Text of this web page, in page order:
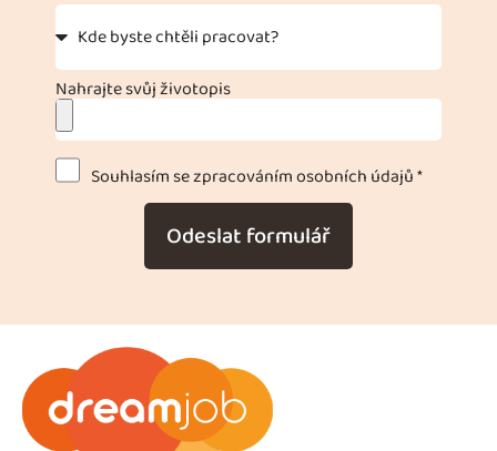
Nahrajte svůj životopis
Souhlasím se zpracováním osobních údajů *
Odeslat formulář